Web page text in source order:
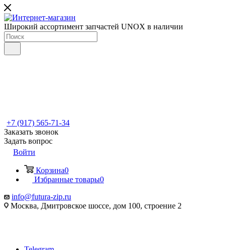
Широкий ассортимент запчастей UNOX в наличии
+7 (917) 565-71-34
Заказать звонок
Задать вопрос
Войти
Корзина0
Избранные товары0
info@futura-zip.ru
Москва, Дмитровское шоссе, дом 100, строение 2